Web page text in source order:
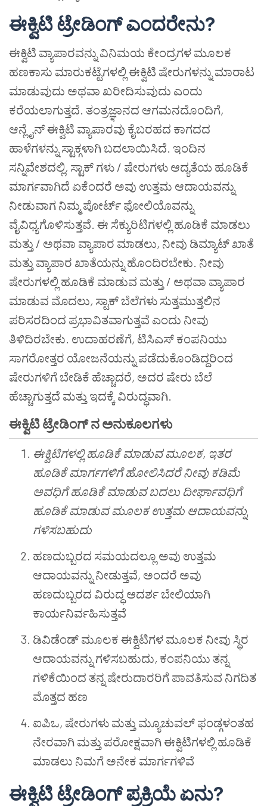
ಈಕ್ವಿಟಿ ಟ್ರೇಡಿಂಗ್ ಎಂದರೇನು?
ಈಕ್ವಿಟಿ ವ್ಯಾಪಾರವನ್ನು ವಿನಿಮಯ ಕೇಂದ್ರಗಳ ಮೂಲಕ
ಹಣಕಾಸು ಮಾರುಕಟ್ಟೆಗಳಲ್ಲಿ ಈಕ್ವಿಟಿ ಷೇರುಗಳನ್ನು ಮಾರಾಟ
ಮಾಡುವುದು ಅಥವಾ ಖರೀದಿಸುವುದು ಎಂದು
ಕರೆಯಲಾಗುತ್ತದೆ. ತಂತ್ರಜ್ಞಾನದ ಆಗಮನದೊಂದಿಗೆ,
ಆನ್ಲೈನ್ ಈಕ್ವಿಟಿ ವ್ಯಾಪಾರವು ಕೈಬರಹದ ಕಾಗದದ
ಹಾಳೆಗಳನ್ನು ಸ್ಟಾಕ್ಗಳಾಗಿ ಬದಲಾಯಿಸಿದೆ. ಇಂದಿನ
ಸನ್ನಿವೇಶದಲ್ಲಿ, ಸ್ಟಾಕ್ ಗಳು / ಷೇರುಗಳು ಆದ್ಯತೆಯ ಹೂಡಿಕೆ
ಮಾರ್ಗವಾಗಿದೆ ಏಕೆಂದರೆ ಅವು ಉತ್ತಮ ಆದಾಯವನ್ನು
ನೀಡುವಾಗ ನಿಮ್ಮ ಪೋರ್ಟ್ ಫೋಲಿಯೊವನ್ನು
ವೈವಿಧ್ಯಗೊಳಿಸುತ್ತವೆ. ಈ ಸೆಕ್ಯುರಿಟಿಗಳಲ್ಲಿ ಹೂಡಿಕೆ ಮಾಡಲು
ಮತ್ತು / ಅಥವಾ ವ್ಯಾಪಾರ ಮಾಡಲು, ನೀವು ಡಿಮ್ಯಾಟ್ ಖಾತೆ
ಮತ್ತು ವ್ಯಾಪಾರ ಖಾತೆಯನ್ನು ಹೊಂದಿರಬೇಕು. ನೀವು
ಷೇರುಗಳಲ್ಲಿ ಹೂಡಿಕೆ ಮಾಡುವ ಮತ್ತು / ಅಥವಾ ವ್ಯಾಪಾರ
ಮಾಡುವ ಮೊದಲು, ಸ್ಟಾಕ್ ಬೆಲೆಗಳು ಸುತ್ತಮುತ್ತಲಿನ
ಪರಿಸರದಿಂದ ಪ್ರಭಾವಿತವಾಗುತ್ತವೆ ಎಂದು ನೀವು
ತಿಳಿದಿರಬೇಕು. ಉದಾಹರಣೆಗೆ, ಟಿಸಿಎಸ್ ಕಂಪನಿಯು
ಸಾಗರೋತ್ತರ ಯೋಜನೆಯನ್ನು ಪಡೆದುಕೊಂಡಿದ್ದರಿಂದ
ಷೇರುಗಳಿಗೆ ಬೇಡಿಕೆ ಹೆಚ್ಚಾದರೆ, ಅದರ ಷೇರು ಬೆಲೆ
ಹೆಚ್ಚಾಗುತ್ತದೆ ಮತ್ತು ಇದಕ್ಕೆ ವಿರುದ್ಧವಾಗಿ.
ಈಕ್ವಿಟಿ ಟ್ರೇಡಿಂಗ್ ನ ಅನುಕೂಲಗಳು
ಈಕ್ವಿಟಿಗಳಲ್ಲಿ ಹೂಡಿಕೆ ಮಾಡುವ ಮೂಲಕ, ಇತರ
ಹೂಡಿಕೆ ಮಾರ್ಗಗಳಿಗೆ ಹೋಲಿಸಿದರೆ ನೀವು ಕಡಿಮೆ
ಅವಧಿಗೆ ಹೂಡಿಕೆ ಮಾಡುವ ಬದಲು ದೀರ್ಘಾವಧಿಗೆ
ಹೂಡಿಕೆ ಮಾಡುವ ಮೂಲಕ ಉತ್ತಮ ಆದಾಯವನ್ನು
ಗಳಿಸಬಹುದು
ಹಣದುಬ್ಬರದ ಸಮಯದಲ್ಲೂ ಅವು ಉತ್ತಮ
ಆದಾಯವನ್ನು ನೀಡುತ್ತವೆ, ಅಂದರೆ ಅವು
ಹಣದುಬ್ಬರದ ವಿರುದ್ಧ ಆದರ್ಶ ಬೇಲಿಯಾಗಿ
ಕಾರ್ಯನಿರ್ವಹಿಸುತ್ತವೆ
ಡಿವಿಡೆಂಡ್ ಮೂಲಕ ಈಕ್ವಿಟಿಗಳ ಮೂಲಕ ನೀವು ಸ್ಥಿರ
ಆದಾಯವನ್ನು ಗಳಿಸಬಹುದು, ಕಂಪನಿಯು ತನ್ನ
ಗಳಿಕೆಯಿಂದ ತನ್ನ ಷೇರುದಾರರಿಗೆ ಪಾವತಿಸುವ ನಿಗದಿತ
ಮೊತ್ತದ ಹಣ
ಐಪಿಒ, ಷೇರುಗಳು ಮತ್ತು ಮ್ಯೂಚುವಲ್ ಫಂಡ್ಗಳಂತಹ
ನೇರವಾಗಿ ಮತ್ತು ಪರೋಕ್ಷವಾಗಿ ಈಕ್ವಿಟಿಗಳಲ್ಲಿ ಹೂಡಿಕೆ
ಮಾಡಲು ನಿಮಗೆ ಅನೇಕ ಮಾರ್ಗಗಳಿವೆ
ಈಕ್ವಿಟಿ ಟ್ರೇಡಿಂಗ್ ಪ್ರಕ್ರಿಯೆ ಏನು?